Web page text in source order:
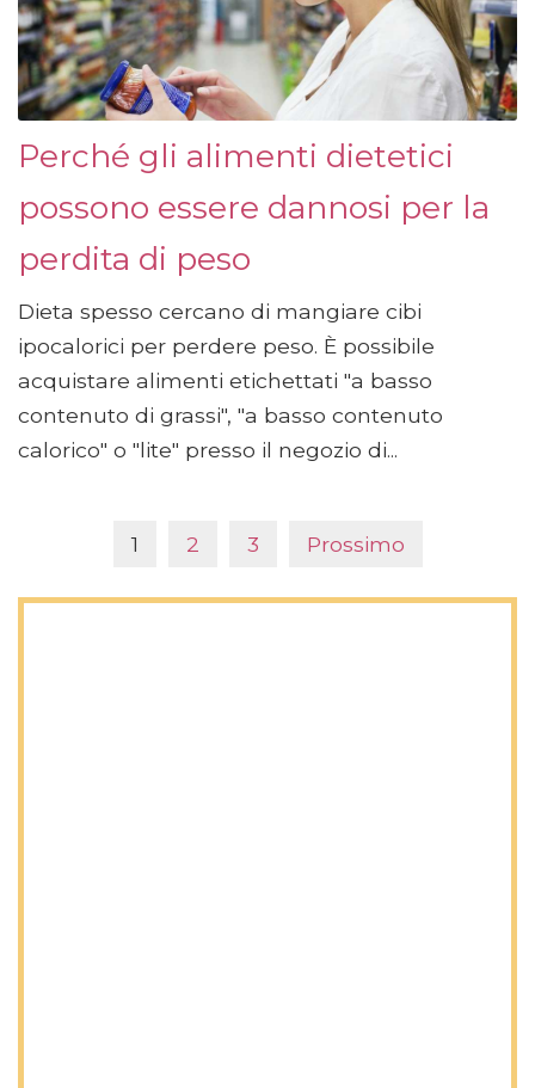
Perché gli alimenti dietetici
possono essere dannosi per la
perdita di peso
Dieta spesso cercano di mangiare cibi
ipocalorici per perdere peso. È possibile
acquistare alimenti etichettati "a basso
contenuto di grassi", "a basso contenuto
calorico" o "lite" presso il negozio di...
1 2 3 Prossimo